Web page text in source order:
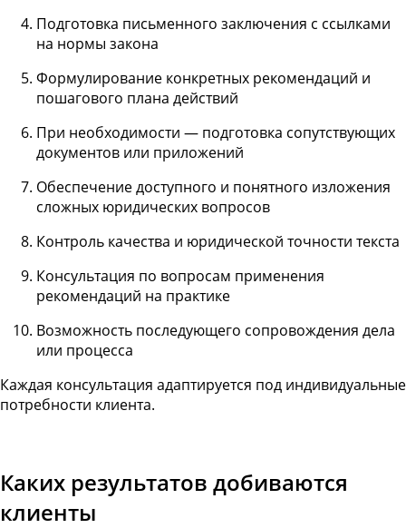
Подготовка письменного заключения с ссылками
на нормы закона
Формулирование конкретных рекомендаций и
пошагового плана действий
При необходимости — подготовка сопутствующих
документов или приложений
Обеспечение доступного и понятного изложения
сложных юридических вопросов
Контроль качества и юридической точности текста
Консультация по вопросам применения
рекомендаций на практике
Возможность последующего сопровождения дела
или процесса
Каждая консультация адаптируется под индивидуальные
потребности клиента.
Каких результатов добиваются
клиенты